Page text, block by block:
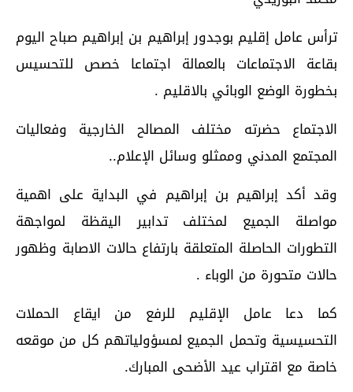
ترأس عامل إقليم بوجدور إبراهيم بن إبراهيم صباح اليوم
بقاعة الاجتماعات بالعمالة اجتماعا خصص للتحسيس
بخطورة الوضع الوبائي بالاقليم .
الاجتماع حضرته مختلف المصالح الخارجية وفعاليات
المجتمع المدني وممثلو وسائل الإعلام..
وقد أكد إبراهيم بن إبراهيم في البداية على اهمية
مواصلة الجميع لمختلف تدابير اليقظة لمواجهة
التطورات الحاصلة المتعلقة بارتفاع حالات الاصابة وظهور
حالات متحورة من الوباء .
كما دعا عامل الإقليم للرفع من ايقاع الحملات
التحسيسية وتحمل الجميع لمسؤولياتهم كل من موقعه
خاصة مع اقتراب عيد الأضحى المبارك.